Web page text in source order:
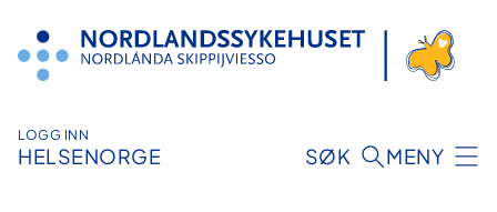
innhold
LOGG INN
HELSENORGE SØK MENY